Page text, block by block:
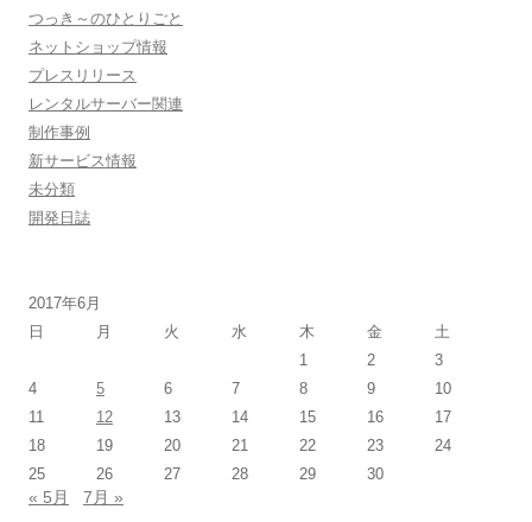
つっき～のひとりごと
ネットショップ情報
プレスリリース
レンタルサーバー関連
制作事例
新サービス情報
未分類
開発日誌
2017年6月
日
月 火 水 木 金
土
1
2
3
4
5 6 7 8 9
10
11
12 13 14 15 16
17
18
19 20 21 22 23
24
25
26 27 28 29 30
« 5月 7月 »